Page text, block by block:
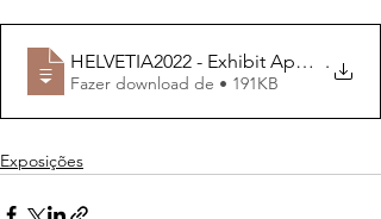
HELVETIA2022 - Exhibit Application
.
Fazer download de • 191KB
Exposições